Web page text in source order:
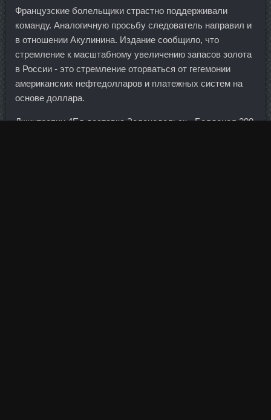
Французские болельщики страстно поддерживали
команду. Аналогичную просьбу следователь направил и
в отношении Акулинина. Издание сообщило, что
стремление к масштабному увеличению запасов золота
в России - это стремление оторваться от гегемонии
американских нефтедолларов и платежных систем на
основе доллара.
Джинтропин 4Ед доставка Зеленодольск - Болденол 200